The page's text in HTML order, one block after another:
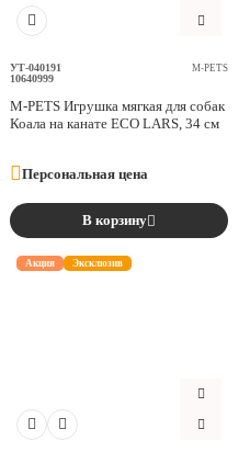
УТ-040191
10640999
M-PETS
M-PETS Игрушка мягкая для собак
Коала на канате ECO LARS, 34 см
Персональная цена
В корзину
Акция Эксклюзив